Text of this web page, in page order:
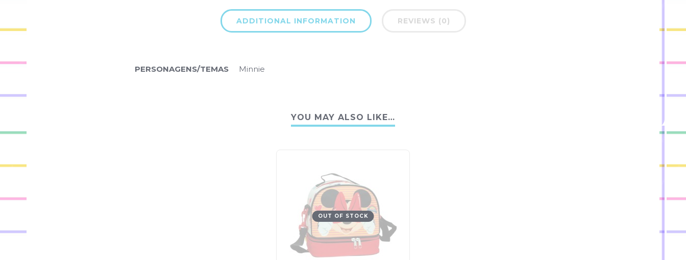
ADDITIONAL INFORMATION REVIEWS (0)
PERSONAGENS/TEMAS Minnie
YOU MAY ALSO LIKE…
OUT OF STOCK